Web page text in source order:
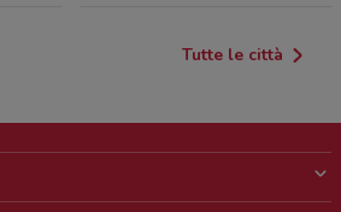
Tutte le città